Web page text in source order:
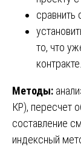
сравнить
то, что
контракте.
Методы:
КР), пересчет
составление
индексный